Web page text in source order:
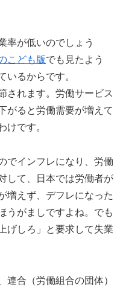
率が低いのでしょう
こども版でも見たよう
いるからです。
されます。労働サービス
がると労働需要が増えて
けです。
でインフレになり、労働
して、日本では労働者が
増えず、デフレになった
うがましですよね。でも
げしろ」と要求して失業
連合（労働組合の団体）